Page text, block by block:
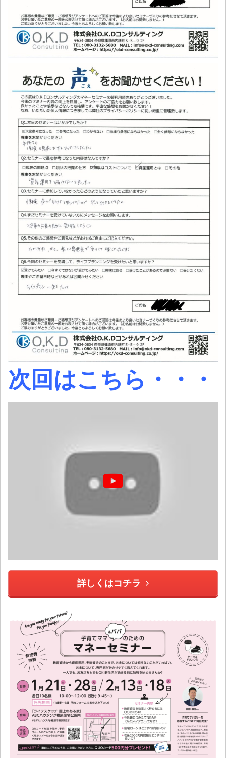
次回はこちら・・・
詳しくはコチラ